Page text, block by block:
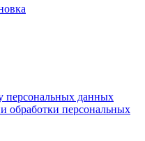
персональных данных
обработки персональных